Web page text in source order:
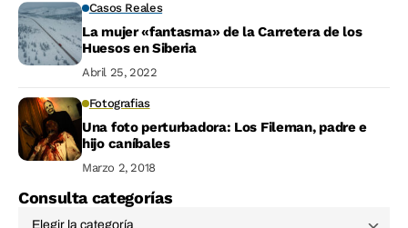
Casos Reales
La mujer «fantasma» de la Carretera de los
Huesos en Siberia
Abril 25, 2022
Fotografias
Una foto perturbadora: Los Fileman, padre e
hijo caníbales
Marzo 2, 2018
Consulta categorías